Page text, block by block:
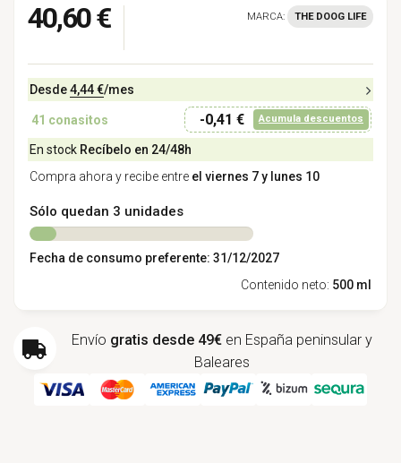
40,60 € MARCA: THE DOOG LIFE
Desde4,44 €/mes
41 conasitos -0,41 € Acumula descuentos
En stock Recíbelo en 24/48h
Compra ahora y recibe entre el viernes 7 y lunes 10
Sólo quedan 3 unidades
Fecha de consumo preferente: 31/12/2027
Contenido neto: 500 ml
Envío gratis desde 49€ en España peninsular y
Baleares